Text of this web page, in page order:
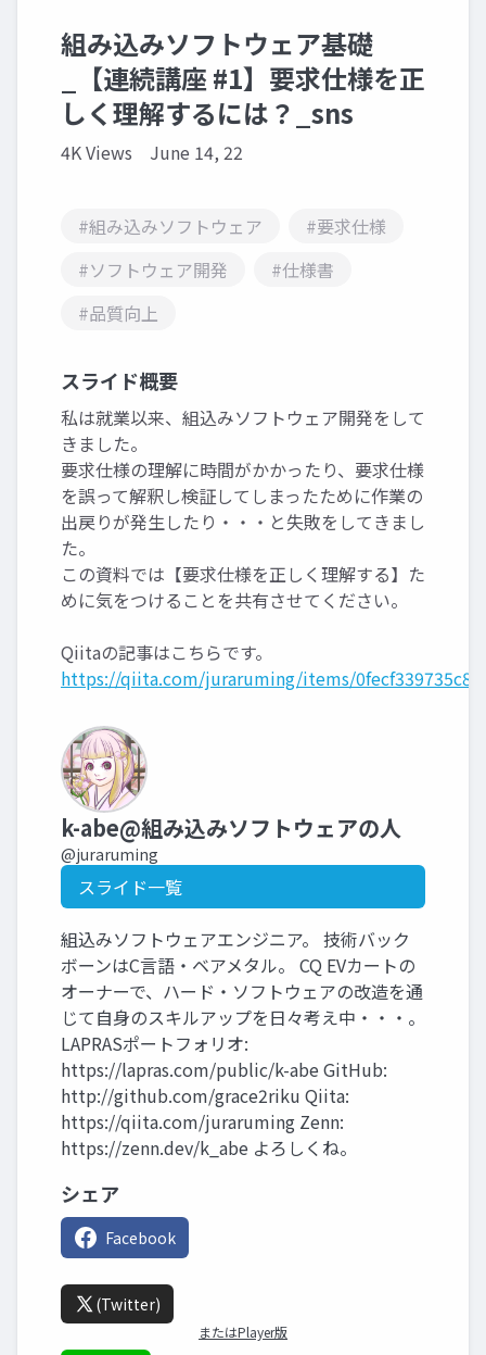
組み込みソフトウェア基礎
_【連続講座 #1】要求仕様を正
しく理解するには？_sns
4K Views June 14, 22
#組み込みソフトウェア
#要求仕様
#ソフトウェア開発
#仕様書
#品質向上
スライド概要
私は就業以来、組込みソフトウェア開発をして
きました。
要求仕様の理解に時間がかかったり、要求仕様
を誤って解釈し検証してしまったために作業の
出戻りが発生したり・・・と失敗をしてきまし
た。
この資料では【要求仕様を正しく理解する】た
めに気をつけることを共有させてください。
Qiitaの記事はこちらです。
https://qiita.com/juraruming/items/
k-abe@組み込みソフトウェアの人
@juraruming
スライド一覧
組込みソフトウェアエンジニア。 技術バック
ボーンはC言語・ベアメタル。 CQ EVカートの
オーナーで、ハード・ソフトウェアの改造を通
じて自身のスキルアップを日々考え中・・・。
LAPRASポートフォリオ:
https://lapras.com/public/k-abe GitHub:
http://github.com/grace2riku Qiita:
https://qiita.com/juraruming Zenn:
https://zenn.dev/k_abe よろしくね。
シェア
Facebook
(Twitter)
またはPlayer版